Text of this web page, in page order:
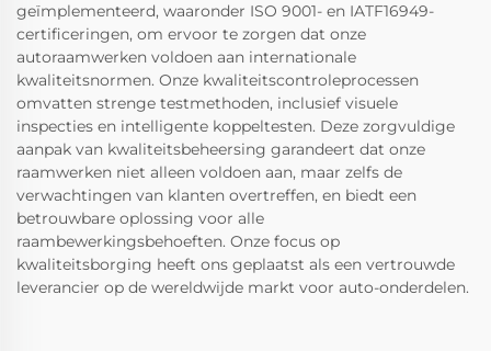
geïmplementeerd, waaronder ISO 9001- en IATF16949-
certificeringen, om ervoor te zorgen dat onze
autoraamwerken voldoen aan internationale
kwaliteitsnormen. Onze kwaliteitscontroleprocessen
omvatten strenge testmethoden, inclusief visuele
inspecties en intelligente koppeltesten. Deze zorgvuldige
aanpak van kwaliteitsbeheersing garandeert dat onze
raamwerken niet alleen voldoen aan, maar zelfs de
verwachtingen van klanten overtreffen, en biedt een
betrouwbare oplossing voor alle
raambewerkingsbehoeften. Onze focus op
kwaliteitsborging heeft ons geplaatst als een vertrouwde
leverancier op de wereldwijde markt voor auto-onderdelen.